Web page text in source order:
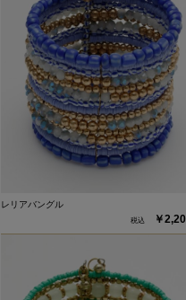
レリアバングル
￥